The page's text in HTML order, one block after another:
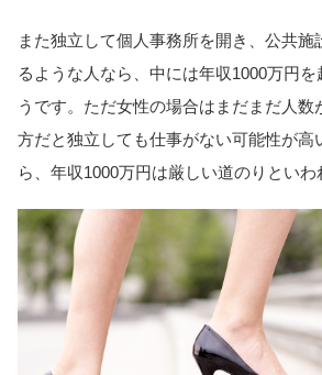
また独立して個人事務所を開き、公共施
るような人なら、中には年収1000万円を
うです。ただ女性の場合はまだまだ人数
方だと独立しても仕事がない可能性が高
ら、年収1000万円は厳しい道のりといわ